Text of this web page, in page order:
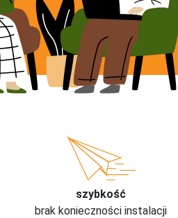
szybkość
brak konieczności instalacji